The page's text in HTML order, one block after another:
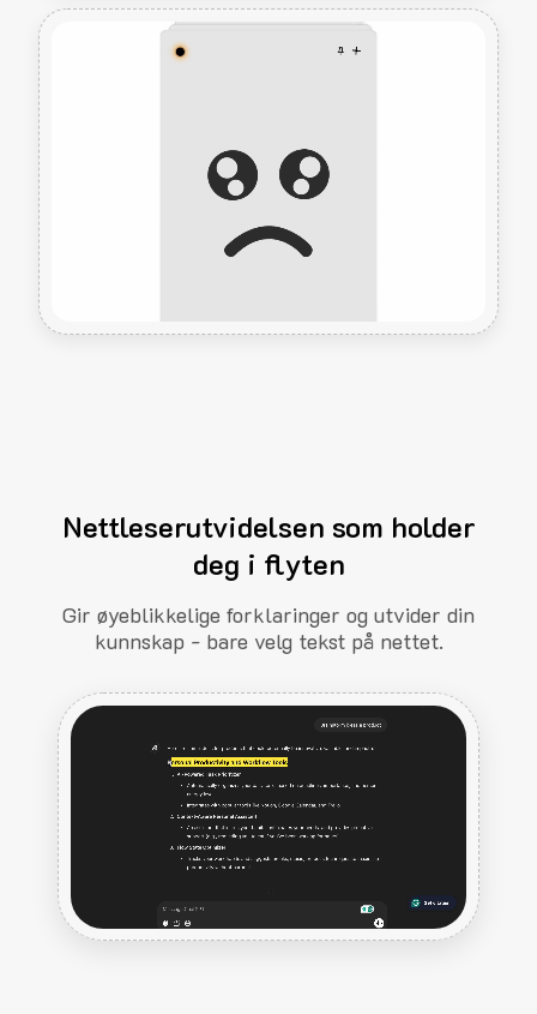
Nettleserutvidelsen som holder
deg i flyten
Gir øyeblikkelige forklaringer og utvider din
kunnskap - bare velg tekst på nettet.